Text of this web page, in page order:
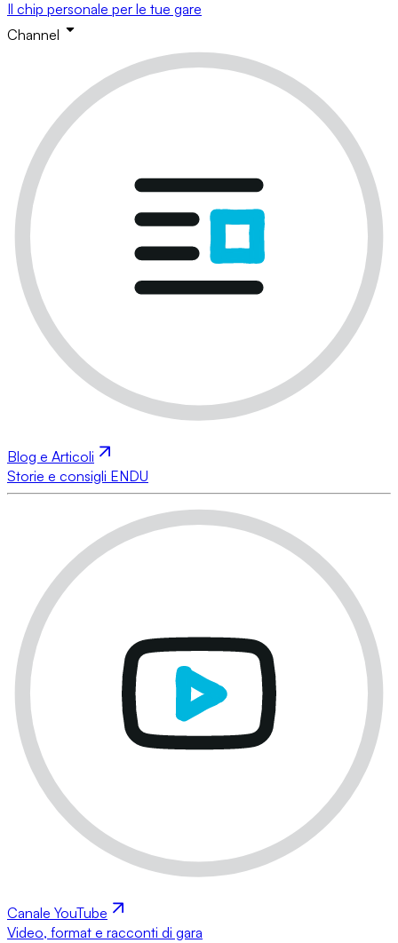
Il chip personale per le tue gare
Channel
Blog e Articoli
Storie e consigli ENDU
Canale YouTube
Video, format e racconti di gara